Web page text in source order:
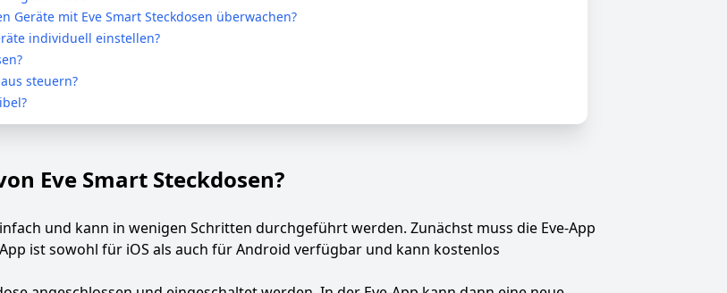
Geräte mit Eve Smart Steckdosen überwachen?
individuell einstellen?
steuern?
Eve Smart Steckdosen?
und kann in wenigen Schritten durchgeführt werden. Zunächst muss die Eve-App
ist sowohl für iOS als auch für Android verfügbar und kann kostenlos